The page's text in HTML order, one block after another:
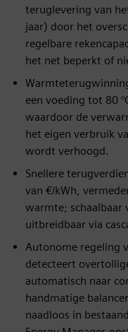
teruglevering van
jaar) door het
regelbare
het net beperkt of
een voeding tot 80
waardoor de
het eigen verbruik
wordt verhoogd.
Snellere
van €/kWh,
warmte; schaalbaar
uitbreidbaar via
Autonome regeling
detecteert
automatisch naar
handmatige
naadloos in